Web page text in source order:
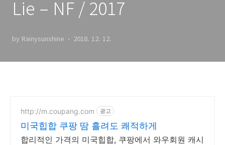
Lie – NF / 2017
by Rainysunshine 2018. 12. 12.
http://m.coupang.com 광고
미국힙합 쿠팡 땀 흘려도 쾌적하게
합리적인 가격의 미국힙합, 쿠팡에서 와우회원 캐시